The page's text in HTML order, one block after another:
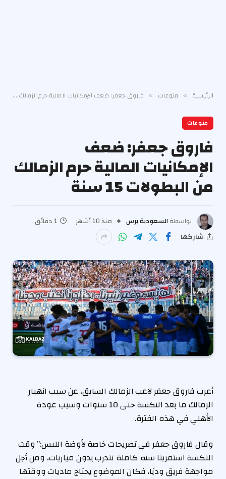
الرئيسية » منوعات » فاروق جعفر: ضعف الإمكانيات المالية حرم الزمالك من البطولات 15 سنة
منوعات
فاروق جعفر: ضعف
الإمكانيات المالية حرم الزمالك
من البطولات 15 سنة
بواسطة السعودية برس منذ 10 أشهر
1 دقائق
شاركها
أعرب فاروق جعفر لاعب الزمالك السابق، عن سبب انهيار
الزمالك ما بعد النكسة حتى 10 سنوات وسبب عودة
الأهلي في هذه الفترة.
وقال فاروق جعفر في تصريحات خاصة لأوضة اللبس:” وقت
النكسة استمرينا سنه كاملة نتدرب بدون مباريات، ومن أجل
مواجهة فريق وديًا، فكان الموضوع يحتاج ماديات ووقتها